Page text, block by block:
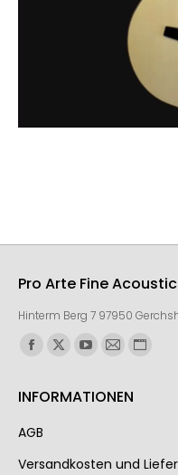
Pro Arte Fine
Hinterm Berg 7 97950
Finden Sie uns auf:
INFORMATIONEN
AGB
Ver­sand­kos­ten und